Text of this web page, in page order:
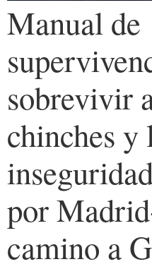
Manual de
sobrevivir
chinches y
por
camino a